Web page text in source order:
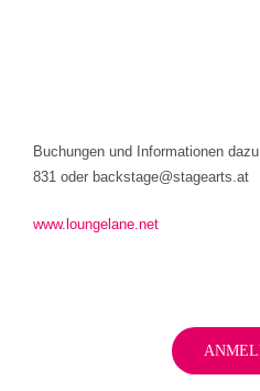
Buchungen und Informationen
831 oder backstage@stagearts.at
www.loungelane.net